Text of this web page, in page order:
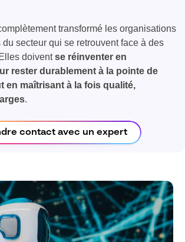
transformé les organisations
secteur qui se retrouvent face à des
doiventse réinventer en
rester durablement à la pointe de
en maîtrisant à la fois qualité,
.
contact avec un expert